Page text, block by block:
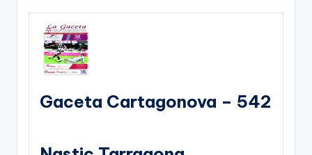
Gaceta Cartagonova – 542